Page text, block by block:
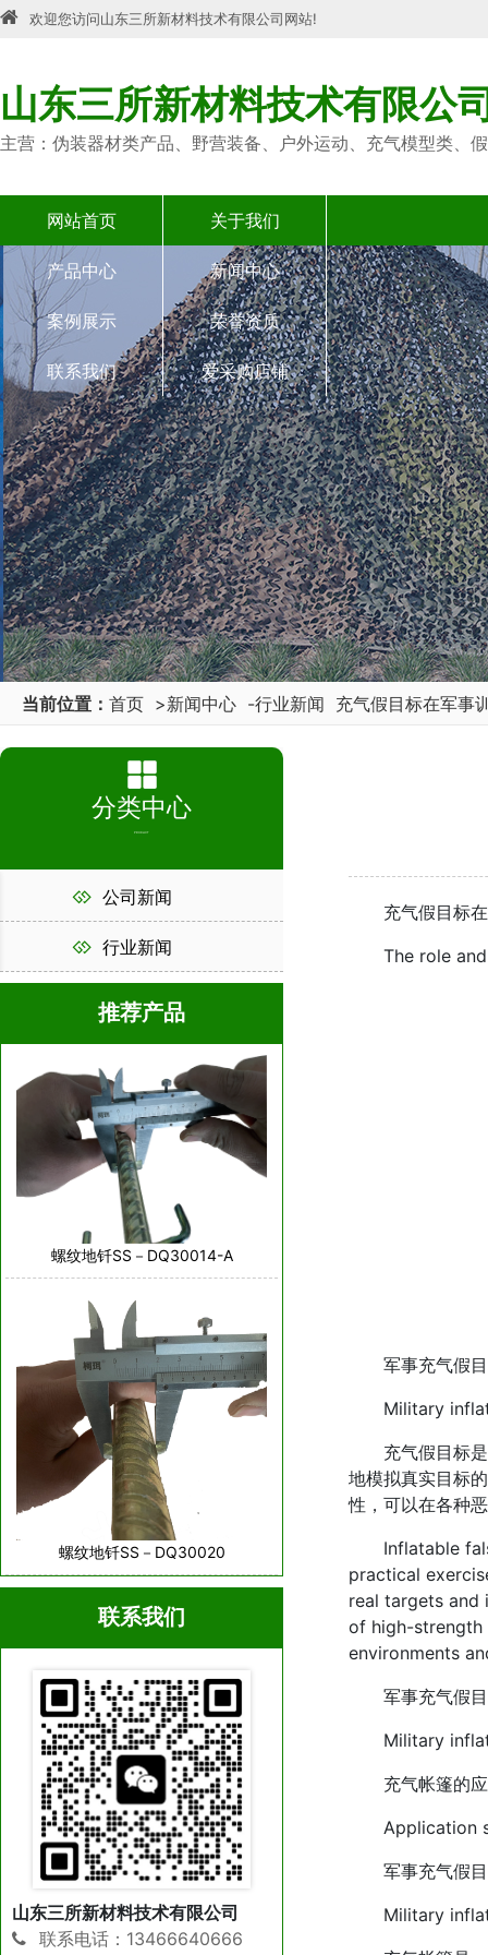
欢迎您访问山东三所新材料技术有限公司网站!
山东三所新材料技术有限公
主营：伪装器材类产品、野营装备、户外运动、充气模型类、
网站首页 关于我们
产品中心 新闻中心
案例展示 荣誉资质
联系我们 爱采购店铺
当前位置： 首页 >新闻中心 -行业新闻 充气假目标在军事
充气假目标在
The role and
军事充气假
Military
充气假目标是
地模拟真实目标
性，可以在各种
Inflatable
practical
real targets and
of high-strength
environments
军事充气假
Military
充气帐篷的应
Application
军事充气假
Military
分类中心
PRODUCT
公司新闻
行业新闻
推荐产品
螺纹地钎SS－DQ30014-A
螺纹地钎SS－DQ30020
联系我们
山东三所新材料技术有限公司
联系电话：13466640666